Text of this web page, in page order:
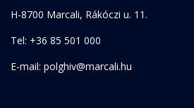
H-8700 Marcali, Rákóczi u. 11.
Tel: +36 85 501 000
E-mail: polghiv@marcali.hu